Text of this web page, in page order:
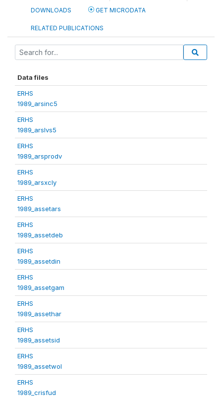
DOWNLOADS GET MICRODATA
RELATED PUBLICATIONS
Data files
ERHS
1989_arsinc5
ERHS
1989_arslvs5
ERHS
1989_arsprodv
ERHS
1989_arsxcly
ERHS
1989_assetars
ERHS
1989_assetdeb
ERHS
1989_assetdin
ERHS
1989_assetgam
ERHS
1989_assethar
ERHS
1989_assetsid
ERHS
1989_assetwol
ERHS
1989_crisfud